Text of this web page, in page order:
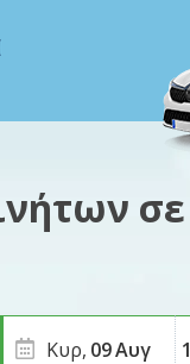
Κυρ, 09Αυγ